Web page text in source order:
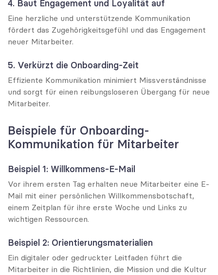
4. Baut Engagement und Loyalität auf
Eine herzliche und unterstützende Kommunikation
fördert das Zugehörigkeitsgefühl und das Engagement
neuer Mitarbeiter.
5. Verkürzt die Onboarding-Zeit
Effiziente Kommunikation minimiert Missverständnisse
und sorgt für einen reibungsloseren Übergang für neue
Mitarbeiter.
Beispiele für Onboarding-
Kommunikation für Mitarbeiter
Beispiel 1: Willkommens-E-Mail
Vor ihrem ersten Tag erhalten neue Mitarbeiter eine E-
Mail mit einer persönlichen Willkommensbotschaft,
einem Zeitplan für ihre erste Woche und Links zu
wichtigen Ressourcen.
Beispiel 2: Orientierungsmaterialien
Ein digitaler oder gedruckter Leitfaden führt die
Mitarbeiter in die Richtlinien, die Mission und die Kultur